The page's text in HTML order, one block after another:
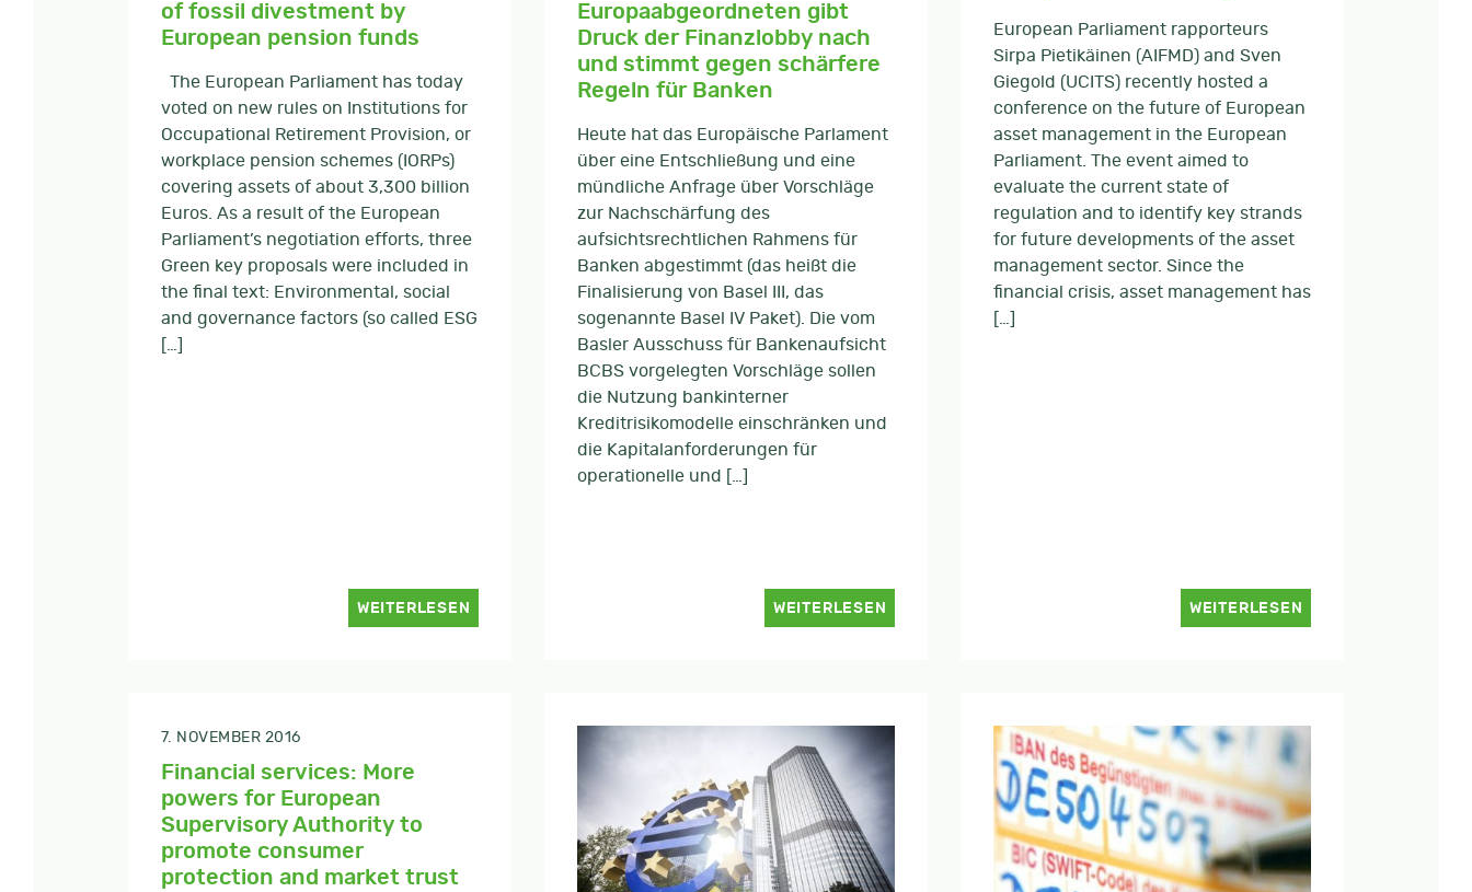
of fossil divestment by
European pension funds
The European Parliament has today
voted on new rules on Institutions for
Occupational Retirement Provision, or
workplace pension schemes (IORPs)
covering assets of about 3,300 billion
Euros. As a result of the European
Parliament’s negotiation efforts, three
Green key proposals were included in
the final text: Environmental, social
and governance factors (so called ESG
[…]
WEITERLESEN
Europaabgeordneten gibt
Druck der Finanzlobby nach
und stimmt gegen schärfere
Regeln für Banken
Heute hat das Europäische Parlament
über eine Entschließung und eine
mündliche Anfrage über Vorschläge
zur Nachschärfung des
aufsichtsrechtlichen Rahmens für
Banken abgestimmt (das heißt die
Finalisierung von Basel III, das
sogenannte Basel IV Paket). Die vom
Basler Ausschuss für Bankenaufsicht
BCBS vorgelegten Vorschläge sollen
die Nutzung bankinterner
Kreditrisikomodelle einschränken und
die Kapitalanforderungen für
operationelle und […]
WEITERLESEN
European Parliament rapporteurs
Sirpa Pietikäinen (AIFMD) and Sven
Giegold (UCITS) recently hosted a
conference on the future of European
asset management in the European
Parliament. The event aimed to
evaluate the current state of
regulation and to identify key strands
for future developments of the asset
management sector. Since the
financial crisis, asset management has
[…]
WEITERLESEN
7. NOVEMBER 2016
Financial services: More
powers for European
Supervisory Authority to
promote consumer
protection and market trust